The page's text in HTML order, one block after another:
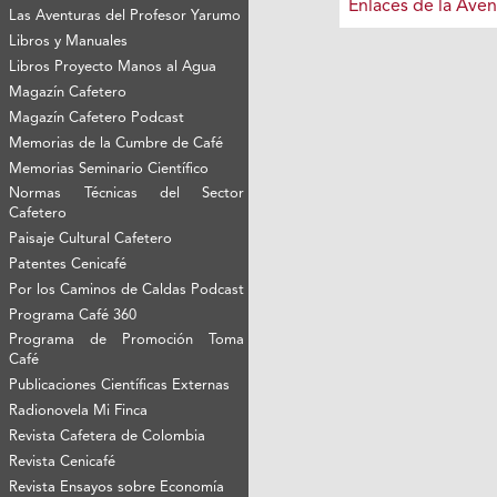
Las Aventuras del Profesor Yarumo
Libros y Manuales
Libros Proyecto Manos al Agua
Magazín Cafetero
Magazín Cafetero Podcast
Memorias de la Cumbre de Café
Memorias Seminario Científico
Normas Técnicas del Sector
Cafetero
Paisaje Cultural Cafetero
Patentes Cenicafé
Por los Caminos de Caldas Podcast
Programa Café 360
Programa de Promoción Toma
Café
Publicaciones Científicas Externas
Radionovela Mi Finca
Revista Cafetera de Colombia
Revista Cenicafé
Revista Ensayos sobre Economía
Enlaces de la